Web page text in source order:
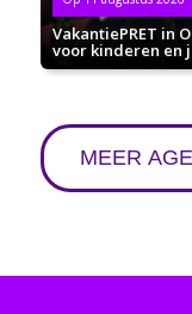
VakantiePRET in
voor kinderen en
MEER